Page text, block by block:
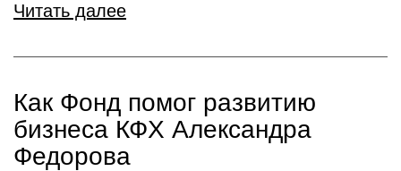
Читать далее
Как Фонд помог развитию
бизнеса КФХ Александра
Федорова